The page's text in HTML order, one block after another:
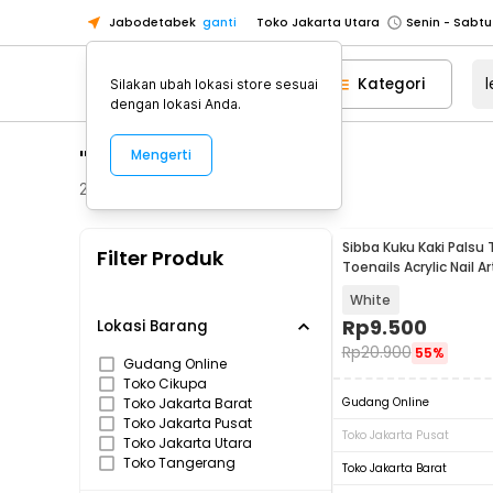
Jabodetabek ganti Toko Jakarta Utara
Toko Tangerang
Toko Cikupa
Pick n Go Jakarta Barat
Senin -
Senin -
Toko Jakarta Barat
Senin -
Toko Tangerang
Senin -
Senin - Jumat
Senin - Jumat
Kategori
"lem kuku palsu"
253
Filter Produk
Lokasi Barang
Gudang Online
Toko Cikupa
Toko Jakarta Barat
Toko Jakarta Pusat
Toko Jakarta Utara
Toko Tangerang
Sibba Kuku Kaki Palsu
Toenails Acrylic Nail
White
Rp9.500
Rp20.900 55%
Gudang Online
Toko Jakarta Pusat
Toko Jakarta Barat
Silakan ubah lokasi store sesuai
dengan lokasi Anda.
Mengerti